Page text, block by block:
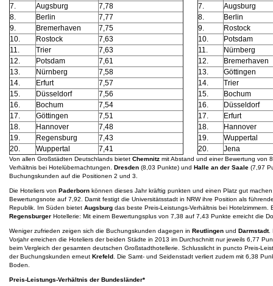
7.
Augsburg
7,78
8.
Berlin
7,77
9.
Bremerhaven
7,75
10.
Rostock
7,63
11.
Trier
7,63
12.
Potsdam
7,61
13.
Nürnberg
7,58
14.
Erfurt
7,57
15.
Düsseldorf
7,56
16.
Bochum
7,54
17.
Göttingen
7,51
18.
Hannover
7,48
19.
Regensburg
7,43
20.
Wuppertal 7,41
7.
Augsburg
8.
Berlin
9.
Rostock
10.
Potsdam
11.
Nürnberg
12.
Bremerhaven
13.
Göttingen
14.
Trier
15.
Bochum
16.
Düsseldorf
17.
Erfurt
18.
Hannover
19.
Wuppertal
20.
Jena
Von allen Großstädten Deutschlands bietet Chemnitz mit Abstand und einer Bewertung von
Verhältnis bei Hotelübernachtungen. Dresden (8,03 Punkte) und Halle an der Saale (7,97
Buchungskunden auf die Positionen 2 und 3.
Die Hoteliers von Paderborn können dieses Jahr kräftig punkten und einen Platz gut
Bewertungsnote auf 7,92. Damit festigt die Universitätsstadt in NRW ihre Position als
Republik. Im Süden bietet Augsburg das beste Preis-Leistungs-Verhältnis bei Hotelzimmern.
Regensburger Hotellerie: Mit einem Bewertungsplus von 7,38 auf 7,43 Punkte erreicht die
Weniger zufrieden zeigen sich die Buchungskunden dagegen in Reutlingen und Darmstadt.
Vorjahr erreichen die Hoteliers der beiden Städte in 2013 im Durchschnitt nur jeweils 6,77
beim Vergleich der gesamten deutschen Großstadthotellerie. Schlusslicht in puncto Preis-
der Buchungskunden erneut Krefeld . Die Samt- und Seidenstadt verliert zudem mit 6,38
Boden.
Preis-Leistungs-Verhältnis der Bundesländer*